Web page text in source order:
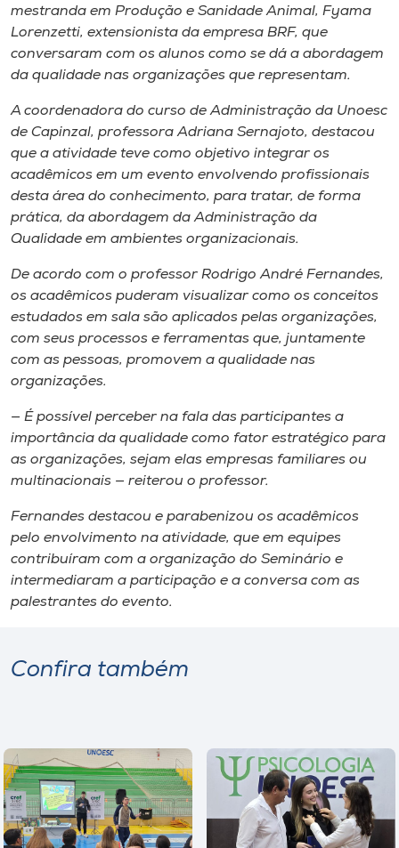
mestranda em Produção e Sanidade Animal, Fyama
Lorenzetti, extensionista da empresa BRF, que
conversaram com os alunos como se dá a abordagem
da qualidade nas organizações que representam.
A coordenadora do curso de Administração da Unoesc
de Capinzal, professora Adriana Sernajoto, destacou
que a atividade teve como objetivo integrar os
acadêmicos em um evento envolvendo profissionais
desta área do conhecimento, para tratar, de forma
prática, da abordagem da Administração da
Qualidade em ambientes organizacionais.
De acordo com o professor Rodrigo André Fernandes,
os acadêmicos puderam visualizar como os conceitos
estudados em sala são aplicados pelas organizações,
com seus processos e ferramentas que, juntamente
com as pessoas, promovem a qualidade nas
organizações.
— É possível perceber na fala das participantes a
importância da qualidade como fator estratégico para
as organizações, sejam elas empresas familiares ou
multinacionais — reiterou o professor.
Fernandes destacou e parabenizou os acadêmicos
pelo envolvimento na atividade, que em equipes
contribuíram com a organização do Seminário e
intermediaram a participação e a conversa com as
palestrantes do evento.
Confira também